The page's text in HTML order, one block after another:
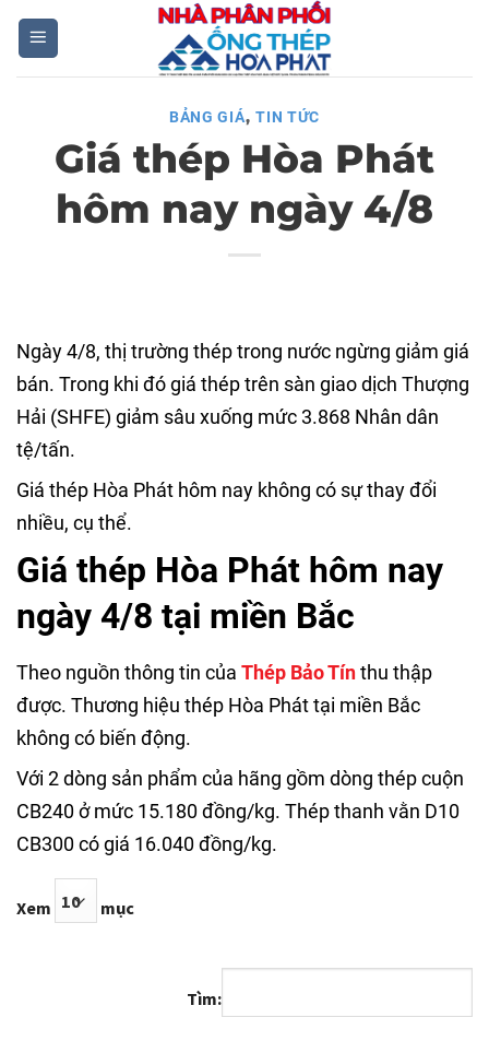
Skip
content
BẢNG GIÁ,TIN TỨC
Giá thép Hòa Phát
hôm nay ngày 4/8
Ngày 4/8, thị trường thép trong nước ngừng giảm giá
bán. Trong khi đó giá thép trên sàn giao dịch Thượng
Hải (SHFE) giảm sâu xuống mức 3.868 Nhân dân
tệ/tấn.
Giá thép Hòa Phát hôm nay không có sự thay đổi
nhiều, cụ thể.
Giá thép Hòa Phát hôm nay
ngày 4/8 tại miền Bắc
Theo nguồn thông tin của Thép Bảo Tínthu thập
được. Thương hiệu thép Hòa Phát tại miền Bắc
không có biến động.
Với 2 dòng sản phẩm của hãng gồm dòng thép cuộn
CB240 ở mức 15.180 đồng/kg. Thép thanh vằn D10
CB300 có giá 16.040 đồng/kg.
Xem mục
Tìm: